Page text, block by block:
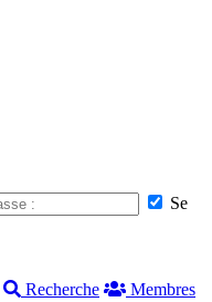
Se
Recherche
Membres